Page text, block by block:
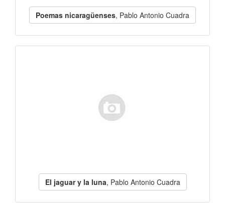
Poemas nicaragüenses, Pablo Antonio Cuadra
El jaguar y la luna, Pablo Antonio Cuadra